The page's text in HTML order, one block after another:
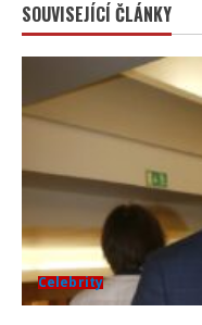
SOUVISEJÍCÍ ČLÁNKY
Celebrity